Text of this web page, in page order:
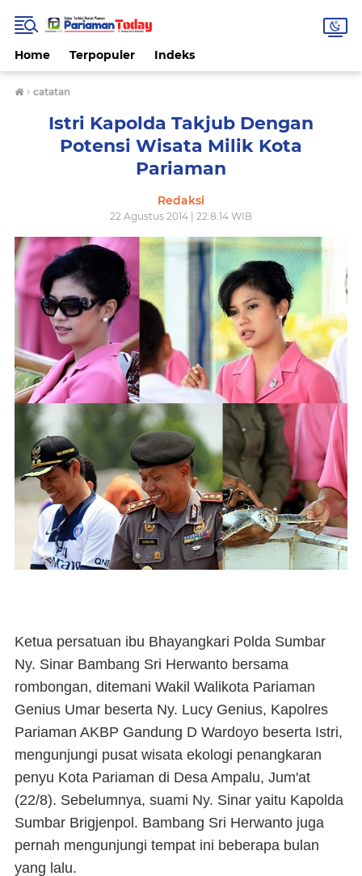
Home Terpopuler Indeks
› catatan
Istri Kapolda Takjub Dengan
Potensi Wisata Milik Kota
Pariaman
Redaksi
22 Agustus 2014 | 22.8.14 WIB
Ketua persatuan ibu Bhayangkari Polda Sumbar
Ny. Sinar Bambang Sri Herwanto bersama
rombongan, ditemani Wakil Walikota Pariaman
Genius Umar beserta Ny. Lucy Genius, Kapolres
Pariaman AKBP Gandung D Wardoyo beserta Istri,
mengunjungi pusat wisata ekologi penangkaran
penyu Kota Pariaman di Desa Ampalu, Jum'at
(22/8). Sebelumnya, suami Ny. Sinar yaitu Kapolda
Sumbar Brigjenpol. Bambang Sri Herwanto juga
pernah mengunjungi tempat ini beberapa bulan
yang lalu.